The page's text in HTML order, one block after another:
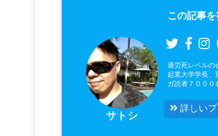
この記事
サトシ
過労死レベルの
起業大学学長、
ガ読者７０００
詳しいプ